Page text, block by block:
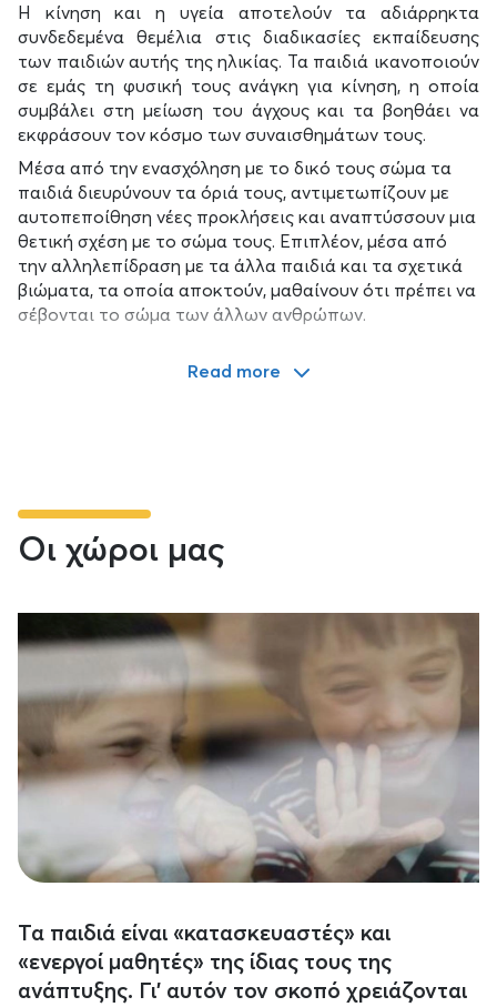
Η κίνηση και η υγεία αποτελούν τα αδιάρρηκτα
συνδεδεμένα θεμέλια στις διαδικασίες εκπαίδευσης
των παιδιών αυτής της ηλικίας. Τα παιδιά ικανοποιούν
σε εμάς τη φυσική τους ανάγκη για κίνηση, η οποία
συμβάλει στη μείωση του άγχους και τα βοηθάει να
εκφράσουν τον κόσμο των συναισθημάτων τους.
Μέσα από την ενασχόληση με το δικό τους σώμα τα
παιδιά διευρύνουν τα όριά τους, αντιμετωπίζουν με
αυτοπεποίθηση νέες προκλήσεις και αναπτύσσουν μια
θετική σχέση με το σώμα τους. Επιπλέον, μέσα από
την αλληλεπίδραση με τα άλλα παιδιά και τα σχετικά
βιώματα, τα οποία αποκτούν, μαθαίνουν ότι πρέπει να
σέβονται το σώμα των άλλων ανθρώπων.
Read more
Οι χώροι μας
Τα παιδιά είναι «κατασκευαστές» και
«ενεργοί μαθητές» της ίδιας τους της
ανάπτυξης. Γι’ αυτόν τον σκοπό χρειάζονται